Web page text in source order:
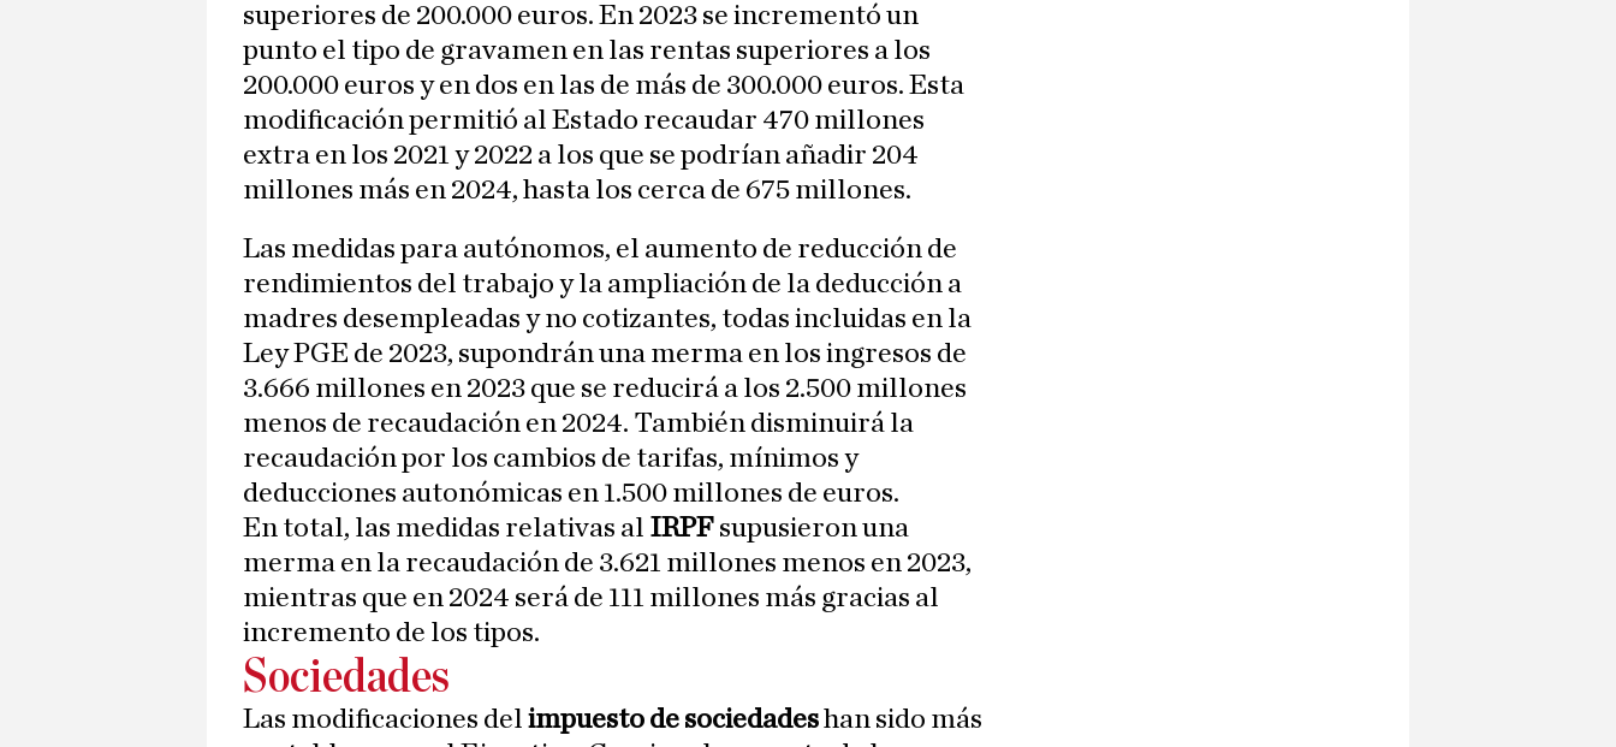
superiores de 200.000 euros. En 2023 se incrementó un
punto el tipo de gravamen en las rentas superiores a los
200.000 euros y en dos en las de más de 300.000 euros. Esta
modificación permitió al Estado recaudar 470 millones
extra en los 2021 y 2022 a los que se podrían añadir 204
millones más en 2024, hasta los cerca de 675 millones.
Las medidas para autónomos, el aumento de reducción de
rendimientos del trabajo y la ampliación de la deducción a
madres desempleadas y no cotizantes, todas incluidas en la
Ley PGE de 2023, supondrán una merma en los ingresos de
3.666 millones en 2023 que se reducirá a los 2.500 millones
menos de recaudación en 2024. También disminuirá la
recaudación por los cambios de tarifas, mínimos y
deducciones autonómicas en 1.500 millones de euros.
En total, las medidas relativas al IRPF supusieron una
merma en la recaudación de 3.621 millones menos en 2023,
mientras que en 2024 será de 111 millones más gracias al
incremento de los tipos.
Sociedades
Las modificaciones del impuesto de sociedadeshan sido más